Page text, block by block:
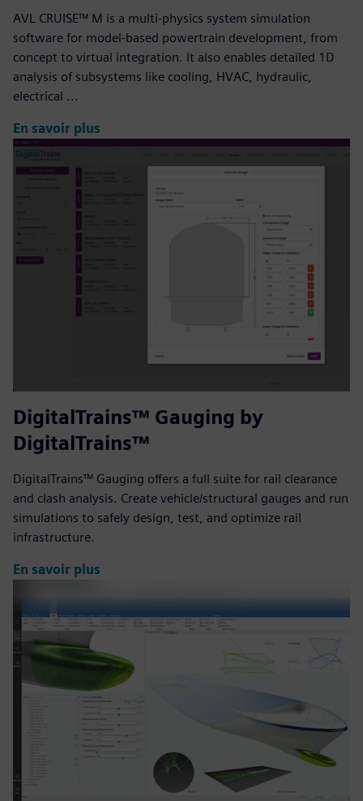
AVL CRUISE™ M is a multi-physics system simulation
software for model-based powertrain development, from
concept to virtual integration. It also enables detailed 1D
analysis of subsystems like cooling, HVAC, hydraulic,
electrical ...
En savoir plus
DigitalTrains™ Gauging by
DigitalTrains™
DigitalTrains™ Gauging offers a full suite for rail clearance
and clash analysis. Create vehicle/structural gauges and run
simulations to safely design, test, and optimize rail
infrastructure.
En savoir plus